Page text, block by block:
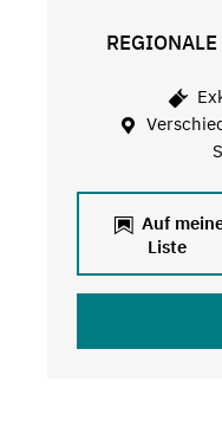
Auf
Liste